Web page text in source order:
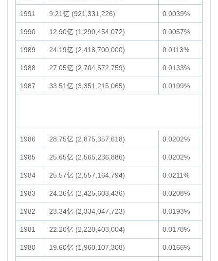
1991 9.21亿 (921,331,226) 0.0039%
1990 12.90亿 (1,290,454,072) 0.0057%
1989 24.19亿 (2,418,700,000) 0.0113%
1988 27.05亿 (2,704,572,759) 0.0133%
1987 33.51亿 (3,351,215,065) 0.0199%
1986 28.75亿 (2,875,357,618) 0.0202%
1985 25.65亿 (2,565,236,886) 0.0202%
1984 25.57亿 (2,557,164,794) 0.0211%
1983 24.26亿 (2,425,603,436) 0.0208%
1982 23.34亿 (2,334,047,723) 0.0193%
1981 22.20亿 (2,220,403,004) 0.0178%
1980 19.60亿 (1,960,107,308) 0.0166%